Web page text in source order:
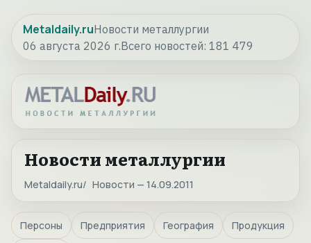
Metaldaily.ruНовости металлургии
06 августа 2026 г.Всего новостей: 181 479
Новости металлургии
Metaldaily.ru Новости — 14.09.2011
Персоны Предприятия География Продукция